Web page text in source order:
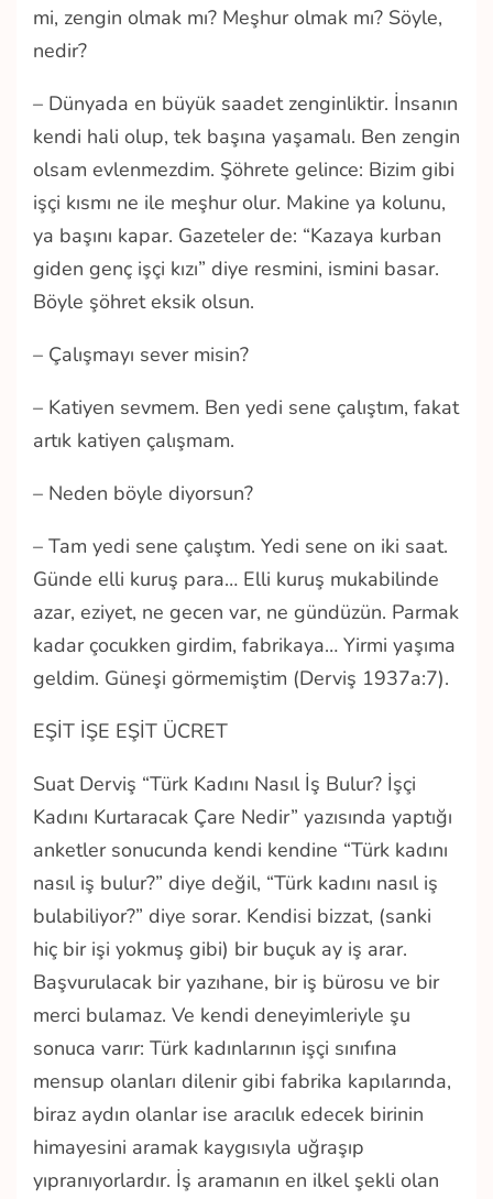
mi, zengin olmak mı? Meşhur olmak mı? Söyle,
nedir?
– Dünyada en büyük saadet zenginliktir. İnsanın
kendi hali olup, tek başına yaşamalı. Ben zengin
olsam evlenmezdim. Şöhrete gelince: Bizim gibi
işçi kısmı ne ile meşhur olur. Makine ya kolunu,
ya başını kapar. Gazeteler de: “Kazaya kurban
giden genç işçi kızı” diye resmini, ismini basar.
Böyle şöhret eksik olsun.
– Çalışmayı sever misin?
– Katiyen sevmem. Ben yedi sene çalıştım, fakat
artık katiyen çalışmam.
– Neden böyle diyorsun?
– Tam yedi sene çalıştım. Yedi sene on iki saat.
Günde elli kuruş para… Elli kuruş mukabilinde
azar, eziyet, ne gecen var, ne gündüzün. Parmak
kadar çocukken girdim, fabrikaya… Yirmi yaşıma
geldim. Güneşi görmemiştim (Derviş 1937a:7).
EŞİT İŞE EŞİT ÜCRET
Suat Derviş “Türk Kadını Nasıl İş Bulur? İşçi
Kadını Kurtaracak Çare Nedir” yazısında yaptığı
anketler sonucunda kendi kendine “Türk kadını
nasıl iş bulur?” diye değil, “Türk kadını nasıl iş
bulabiliyor?” diye sorar. Kendisi bizzat, (sanki
hiç bir işi yokmuş gibi) bir buçuk ay iş arar.
Başvurulacak bir yazıhane, bir iş bürosu ve bir
merci bulamaz. Ve kendi deneyimleriyle şu
sonuca varır: Türk kadınlarının işçi sınıfına
mensup olanları dilenir gibi fabrika kapılarında,
biraz aydın olanlar ise aracılık edecek birinin
himayesini aramak kaygısıyla uğraşıp
yıpranıyorlardır. İş aramanın en ilkel şekli olan